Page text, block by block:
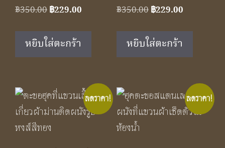
฿350.00Original
was:
฿350.00.
฿229.00
หยิบใส่ตะกร้า
฿350.00 Original
was:
฿350.00.
฿229.00Current
หยิบใส่ตะกร้า
ลดราคา! ลดราคา!